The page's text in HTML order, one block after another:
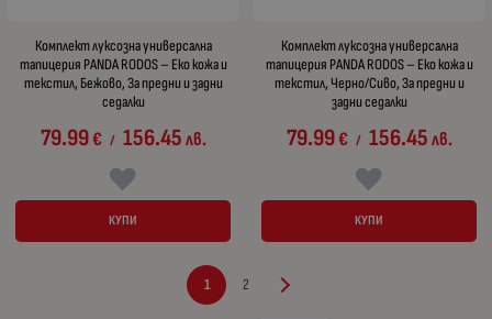
Комплект луксозна универсална
тапицерия PANDA RODOS – Еко кожа и
текстил, Бежово, За предни и задни
седалки
79.99€ / 156.45лв.
КУПИ
Комплект луксозна универсална
тапицерия PANDA RODOS – Еко кожа и
текстил, Черно/Сиво, За предни и
задни седалки
79.99€ / 156.45лв.
КУПИ
1 2